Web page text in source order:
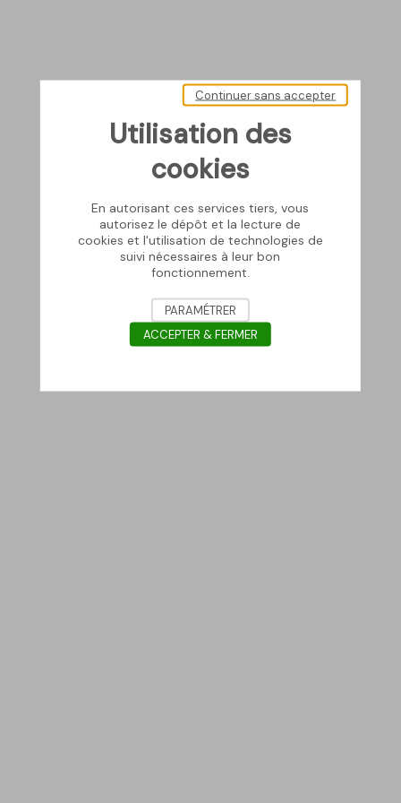
Utilisation des
cookies
En autorisant ces services tiers, vous
autorisez le dépôt et la lecture de
cookies et l'utilisation de technologies de
suivi nécessaires à leur bon
fonctionnement.
Continuer sans accepter
PARAMÉTRER
ACCEPTER & FERMER